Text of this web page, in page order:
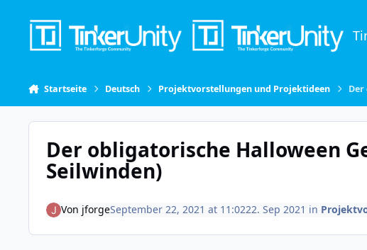
Startseite Deutsch Projektvorstellungen und Projektideen
Der obligatorische Halloween
Seilwinden)
Von jforgeSeptember 22, 2021 at 11:0222. Sep 2021 in